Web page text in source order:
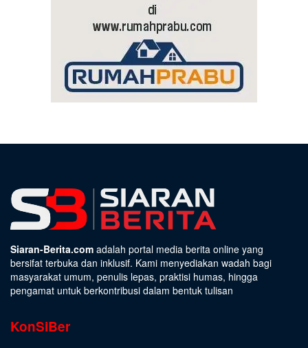
Siaran-Berita.com adalah portal media berita online yang
bersifat terbuka dan inklusif. Kami menyediakan wadah bagi
masyarakat umum, penulis lepas, praktisi humas, hingga
pengamat untuk berkontribusi dalam bentuk tulisan
KonSiBer